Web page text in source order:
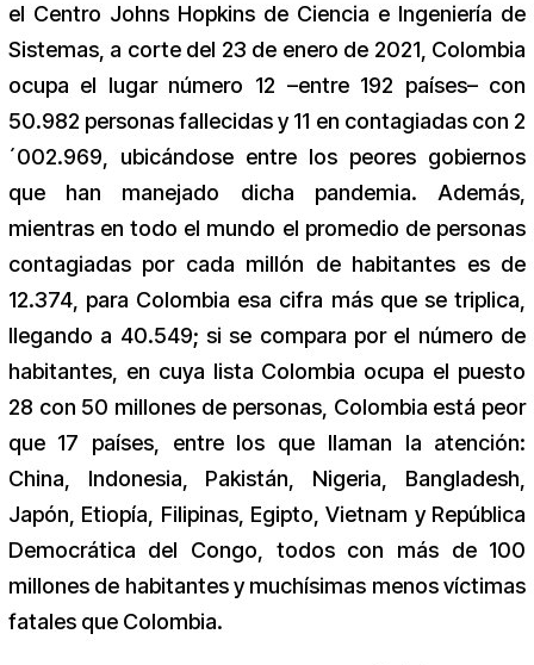
el Centro Johns Hopkins de Ciencia e Ingeniería de
Sistemas, a corte del 23 de enero de 2021, Colombia
ocupa el lugar número 12 –entre 192 países– con
50.982 personas fallecidas y 11 en contagiadas con 2
´002.969, ubicándose entre los peores gobiernos
que han manejado dicha pandemia. Además,
mientras en todo el mundo el promedio de personas
contagiadas por cada millón de habitantes es de
12.374, para Colombia esa cifra más que se triplica,
llegando a 40.549; si se compara por el número de
habitantes, en cuya lista Colombia ocupa el puesto
28 con 50 millones de personas, Colombia está peor
que 17 países, entre los que llaman la atención:
China, Indonesia, Pakistán, Nigeria, Bangladesh,
Japón, Etiopía, Filipinas, Egipto, Vietnam y República
Democrática del Congo, todos con más de 100
millones de habitantes y muchísimas menos víctimas
fatales que Colombia.